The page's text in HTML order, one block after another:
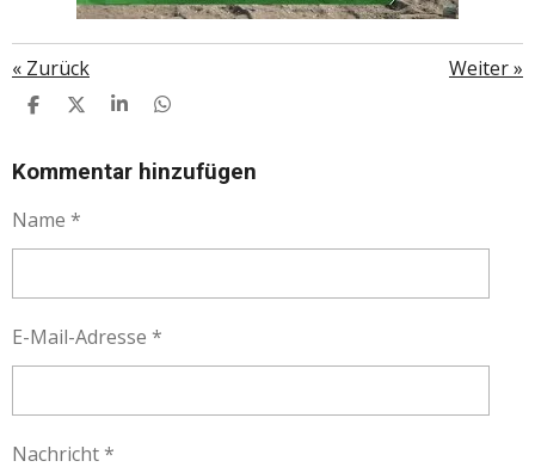
« Zurück Weiter»
T
L
T
L
T
L
T
L
Kommentar hinzufügen
Name *
E-Mail-Adresse *
Nachricht *